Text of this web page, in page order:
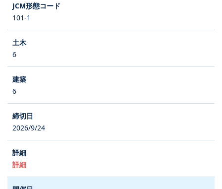
101-1
6
6
2026/9/24
詳細